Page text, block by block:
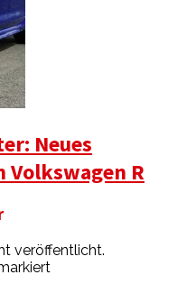
Neues
Volkswagen R
veröffentlicht.